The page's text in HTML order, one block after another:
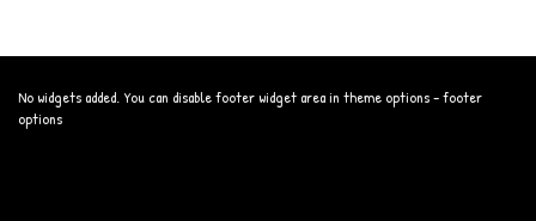
No widgets added. You can disable footer widget area in theme options - footer
options